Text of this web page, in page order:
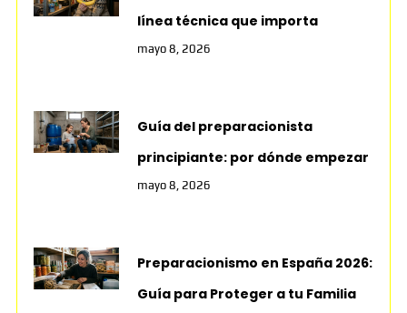
línea técnica que importa
mayo 8, 2026
Guía del preparacionista
principiante: por dónde empezar
mayo 8, 2026
Preparacionismo en España 2026:
Guía para Proteger a tu Familia